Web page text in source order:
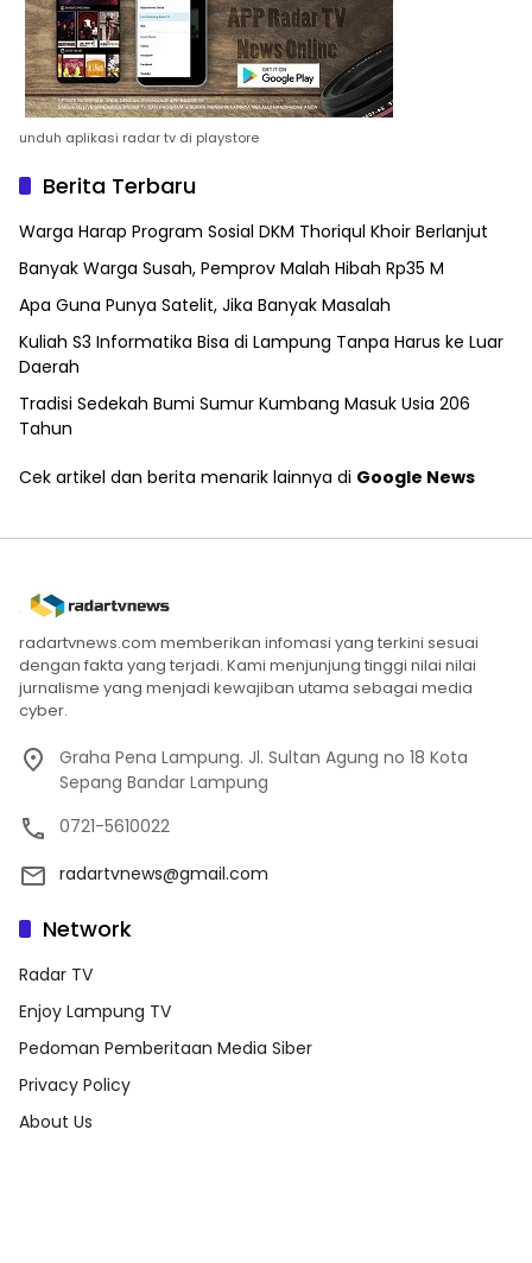
unduh aplikasi radar tv di playstore
Berita Terbaru
Warga Harap Program Sosial DKM Thoriqul Khoir Berlanjut
Banyak Warga Susah, Pemprov Malah Hibah Rp35 M
Apa Guna Punya Satelit, Jika Banyak Masalah
Kuliah S3 Informatika Bisa di Lampung Tanpa Harus ke Luar
Daerah
Tradisi Sedekah Bumi Sumur Kumbang Masuk Usia 206
Tahun
Cek artikel dan berita menarik lainnya di Google News
radartvnews.com memberikan infomasi yang terkini sesuai
dengan fakta yang terjadi. Kami menjunjung tinggi nilai nilai
jurnalisme yang menjadi kewajiban utama sebagai media
cyber.
Graha Pena Lampung. Jl. Sultan Agung no 18 Kota
Sepang Bandar Lampung
0721-5610022
radartvnews@gmail.com
Network
Radar TV
Enjoy Lampung TV
Pedoman Pemberitaan Media Siber
Privacy Policy
About Us